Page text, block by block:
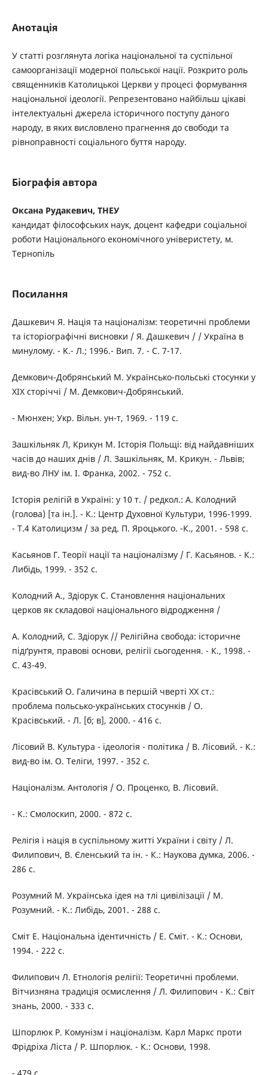
Анотація
У статті розглянута логіка національної та суспільної
самоорганізації модерної польської нації. Розкрито роль
священників Католицькоі Церкви у процесі формування
національної ідеології. Репрезентовано найбільш цікаві
інтелектуальні джерела історичного поступу даного
народу, в яких висловлено прагнення до свободи та
рівноправності соціального буття народу.
Біографія автора
Оксана Рудакевич, ТНЕУ
кандидат філософських наук, доцент кафедри соціальної
роботи Національного економічного універистету, м.
Тернопіль
Посилання
Дашкевич Я. Нація та націоналізм: теоретичні проблеми
та історіографічні висновки / Я. Дашкевич / / Україна в
минулому. - K.- Л.; 1996.- Вип. 7. - С. 7-17.
Демкович-Добрянський М. Українсько-польські стосунки у
XIX сторіччі / М. Демкович-Добрянський.
- Мюнхен; Укр. Вільн. ун-т, 1969. - 119 с.
Зашкільняк Л, Крикун М. Історія Польщі: від найдавніших
часів до наших днів / Л. Зашкільняк, М. Крикун. - Львів;
вид-во ЛНУ ім. І. Франка, 2002. - 752 с.
Історія релігій в Україні: у 10 т. / редкол.: А. Колодний
(голова) [та ін.]. - К.: Центр Духовної Культури, 1996-1999.
- Т.4 Католицизм / за ред. П. Яроцького. -К., 2001. - 598 с.
Касьянов Г. Теорії нації та націоналізму / Г. Касьянов. - К.:
Либідь, 1999. - 352 с.
Колодний A., Здіорук С. Становлення національних
церков як складової національного відродження /
А. Колодний, С. Здіорук // Релігійна свобода: історичне
підґрунтя, правові основи, релігії сьогодення. - К., 1998. -
С. 43-49.
Красівський О. Галичина в першій чверті XX ст.:
проблема польсько-українських стосунків / О.
Красівський. - Л. [б; в], 2000. - 416 с.
Лісовий В. Культура - ідеологія - політика / В. Лісовий. - К.:
вид-во ім. О. Теліги, 1997. - 352 с.
Націоналізм. Антологія / О. Проценко, В. Лісовий.
- К.: Смолоскип, 2000. - 872 с.
Релігія і нація в суспільному житті України і світу / Л.
Филипович, В. Єленський та ін. - К.: Наукова думка, 2006. -
286 с.
Розумний М. Українська ідея на тлі цивілізації / М.
Розумний. - К.: Либідь, 2001. - 288 с.
Сміт Е. Національна ідентичність / Е. Сміт. - К.: Основи,
1994. - 222 с.
Филипович Л. Етнологія релігії: Теоретичні проблеми.
Вітчизняна традиція осмислення / Л. Филипович - К.: Світ
знань, 2000. - 333 с.
Шпорлюк Р. Комунізм і націоналізм. Карл Маркс проти
Фрідріха Ліста / Р. Шпорлюк. - К.: Основи, 1998.